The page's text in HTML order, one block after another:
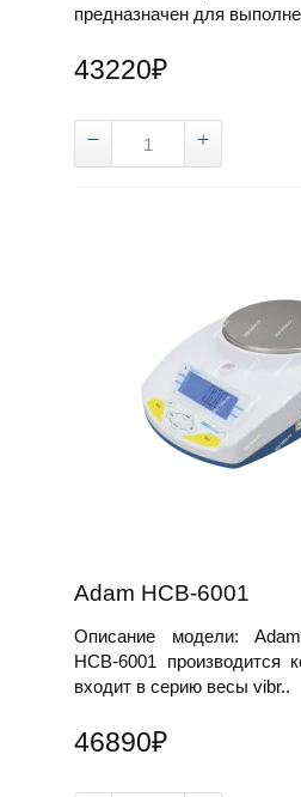
предназначен для
43220₽
Adam HCB-6001
Описание модели:
HCB-6001 производится
входит в серию весы vibr..
46890₽